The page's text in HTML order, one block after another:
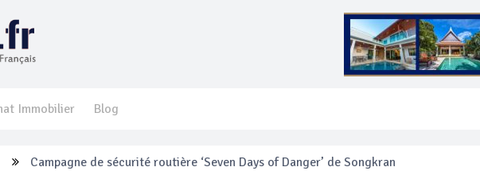
Immobilier Blog
Un touriste français blessé en se faisant arracher son collier en or